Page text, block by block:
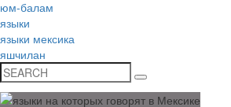
юм-балам
языки
языки мексика
яшчилан